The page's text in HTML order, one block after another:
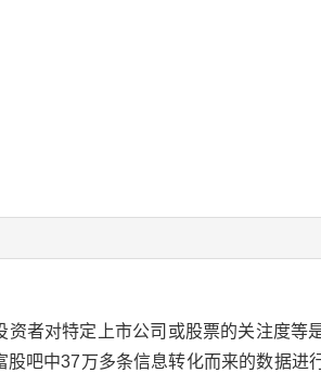
者对特定上市公司或股票的关注度等
吧中37万多条信息转化而来的数据进